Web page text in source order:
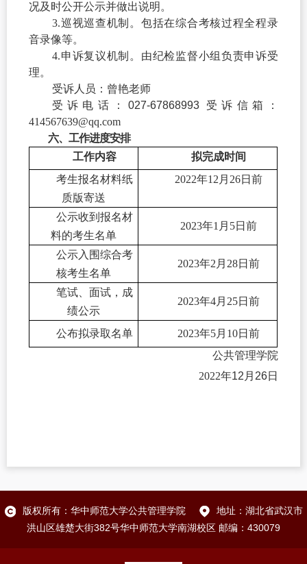
况及时公开公示并做出说明。
3.巡视巡查机制。包括在综合考核过程全程录
音录像等。
4.申诉复议机制。由纪检监督小组负责申诉受
理。
受诉人员：曾艳老师
受诉电话： 027-67868993 受诉信箱：
414567639@qq.com
六、工作进度安排
工作内容
拟完成时间
考生报名材料纸
质版寄送
2022年12 月 26日前
公示收到报名材
料的考生名单
2023年1 月 5日前
公示入围综合考
核考生名单
2023年2 月 28日前
笔试、面试，成
绩公示
2023年4月 25日前
公布拟录取名单 2023年5月 10日前
公共管理学院
2022年12 月 26日
版权所有：华中师范大学公共管理学院
地址：湖北省武汉市
洪山区雄楚大街382号华中师范大学南湖校区 邮编：430079